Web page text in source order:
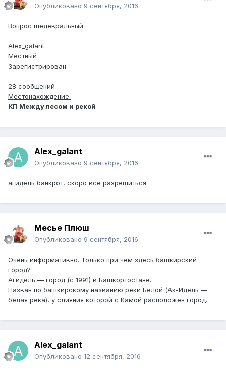
Опубликовано 9 сентября, 2016
Вопрос шедевральный
Alex_galant
Местный
Зарегистрирован
28 сообщений
Местонахождение:
КП Между лесом и рекой
Alex_galant
Опубликовано 9 сентября, 2016
агидель банкрот, скоро все разрешиться
Месье Плюш
Опубликовано 9 сентября, 2016
Очень информативно. Только при чём здесь башкирский
город?
Агидель — город (с 1991) в Башкортостане.
Назван по башкирскому названию реки Белой (Ак-Идель —
белая река), у слияния которой с Камой расположен город.
Alex_galant
Опубликовано 12 сентября, 2016